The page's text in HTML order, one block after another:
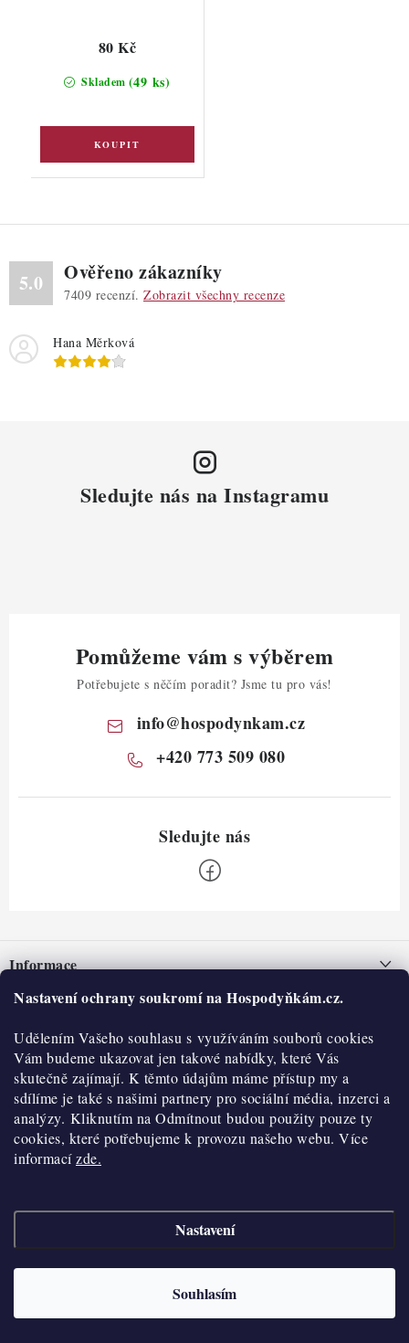
Nastavení ochrany soukromí na Hospodyňkám.cz.
Udělením Vašeho souhlasu s využíváním souborů cookies
Vám budeme ukazovat jen takové nabídky, které Vás
skutečně zajímají. K těmto údajům máme přístup my a
sdílíme je také s našimi partnery pro sociální média, inzerci a
analýzy. Kliknutím na Odmítnout budou použity pouze ty
cookies, které potřebujeme k provozu našeho webu. Více
informacízde.
Nastavení
Souhlasím
Skladem (49 ks)
80 Kč
5.0 Ověřeno zákazníky
7409 recenzí. Zobrazit všechny recenze
Hana Měrková
Sledujte nás na Instagramu
Pomůžeme vám s výběrem
Potřebujete s něčím poradit? Jsme tu pro vás!
info@hospodynkam.cz
+420 773 509 080
pInformace
Nepřevzetí zásilky na dobírku
Obchodní podmínky
Hodnocení obchodu
Blog
Moje objednávka
O nás
Historie
Kontakty
O nákupu
Reklamace a vratky
Výdejní místa
Velkoobchod
Doprava a platba
Vytvořil Shoptet
cookies